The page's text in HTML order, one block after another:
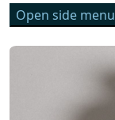
Open side menu